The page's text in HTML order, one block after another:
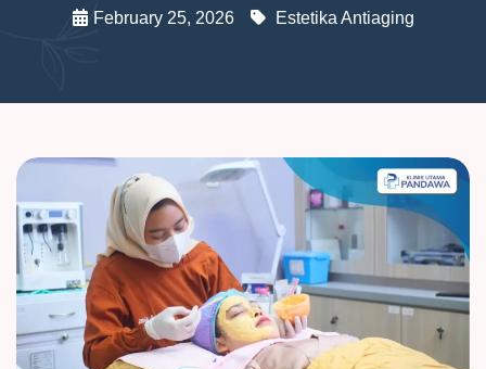
February 25, 2026 Estetika Antiaging